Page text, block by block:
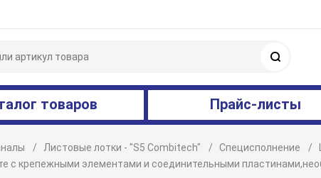
товаров Прайс-листы
Листовые лотки - "S5 Combitech" Специсполнение
с крепежными элементами и соединительными